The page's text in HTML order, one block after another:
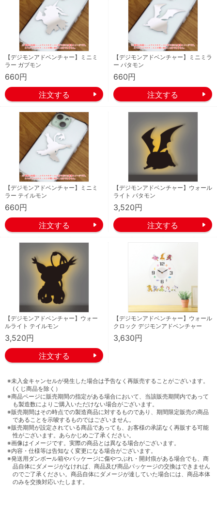
【デジモンアドベンチャー】ミニミ
ラー ガブモン
660円
【デジモンアドベンチャー】ミニミラ
ー パタモン
660円
【デジモンアドベンチャー】ミニミ
ラー テイルモン
660円
【デジモンアドベンチャー】ウォール
ライト パタモン
3,520円
【デジモンアドベンチャー】ウォー
ルライト テイルモン
3,520円
【デジモンアドベンチャー】ウォール
クロック デジモンアドベンチャー
3,630円
※未入金キャンセルが発生した場合は予告なく再販売することがございます。
(くじ商品を除く）
※商品ページに販売期間の指定がある場合において、当該販売期間内であって
も製造数によりご購入いただけない場合がございます。
※販売期間はその時点での製造商品に対するものであり、期間限定販売の商品
であることを示唆するものではございません。
※販売期間が設定されている商品であっても、お客様の承諾なく再販する可能
性がございます。あらかじめご了承ください。
※画像はイメージです。実際の商品とは異なる場合がございます。
※内容・仕様等は告知なく変更になる場合がございます。
※発送用ダンボール箱やパッケージに傷やつぶれ・開封痕がある場合でも、商
品自体にダメージがなければ、商品及び商品パッケージの交換はできません
のでご了承ください。商品自体にダメージが達していた場合には、商品本体
のみを交換対応いたします。